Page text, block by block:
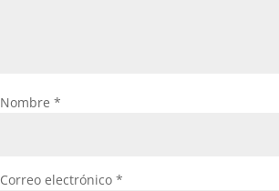
Nombre *
Correo electrónico *